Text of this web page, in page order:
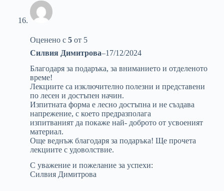
Оценено с 5 от 5
Силвия Димитрова–17/12/2024
Благодаря за подаръка, за вниманието и отделеното
време!
Лекциите са изключително полезни и представени
по лесен и достъпен начин.
Изпитната форма е лесно достъпна и не създава
напрежение, с което предразполага
изпитваният да покаже най- доброто от усвоеният
материал.
Още веднъж благодаря за подаръка! Ще прочета
лекциите с удоволствие.
С уважение и пожелание за успехи:
Силвия Димитрова